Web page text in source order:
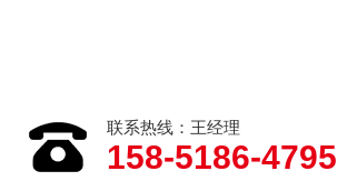
联系热线：王经理
158-5186-4795